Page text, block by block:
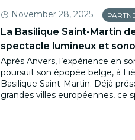
November 28, 2025
La Basilique Saint-Martin
spectacle lumineux et
Après Anvers, l’expérience en
poursuit son épopée belge, à
Basilique Saint-Martin. Déjà
grandes villes européennes, ce